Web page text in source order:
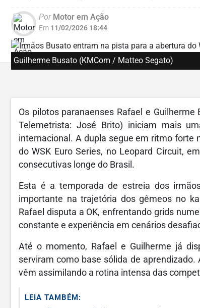
PorMotor em Ação
Em 11/02/2026 18:44
Guilherme Busato (KMCom / Matteo Segato)
Os pilotos paranaenses Rafael e
Telemetrista: José Brito) iniciam mais
internacional. A dupla segue em ritmo forte
do WSK Euro Series, no Leopard Circuit,
consecutivas longe do Brasil.
Esta é a temporada de estreia dos
importante na trajetória dos gêmeos no
Rafael disputa a OK, enfrentando grids
constante e experiência em cenários
Até o momento, Rafael e Guilherme já
serviram como base sólida de
vêm assimilando a rotina intensa das
LEIA TAMBÉM: